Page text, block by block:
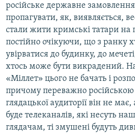
російське державне
пропагувати, як, виявляється,
стали жити кримські татари на
постійно очікуючи, що з ранку
увірватися до будинку, до
хтось може бути викрадений.
«Міллет» цього не бачать і
причому переважно
глядацької аудиторії він не
буде телеканалів, які несуть
глядачам, ті змушені будуть